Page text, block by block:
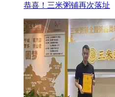
恭喜！三米粥铺再次落址